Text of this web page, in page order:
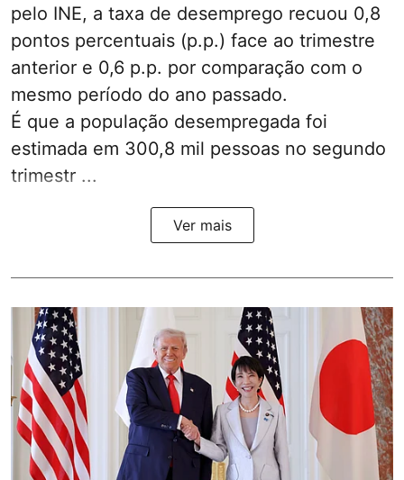
pelo INE, a taxa de desemprego recuou 0,8
pontos percentuais (p.p.) face ao trimestre
anterior e 0,6 p.p. por comparação com o
mesmo período do ano passado.
É que a população desempregada foi
estimada em 300,8 mil pessoas no segundo
trimestr ...
Ver mais